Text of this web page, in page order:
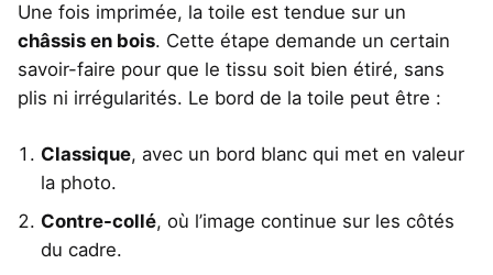
Une fois imprimée, la toile est tendue sur un
châssis en bois. Cette étape demande un certain
savoir-faire pour que le tissu soit bien étiré, sans
plis ni irrégularités. Le bord de la toile peut être :
Classique, avec un bord blanc qui met en valeur
la photo.
Contre-collé, où l’image continue sur les côtés
du cadre.